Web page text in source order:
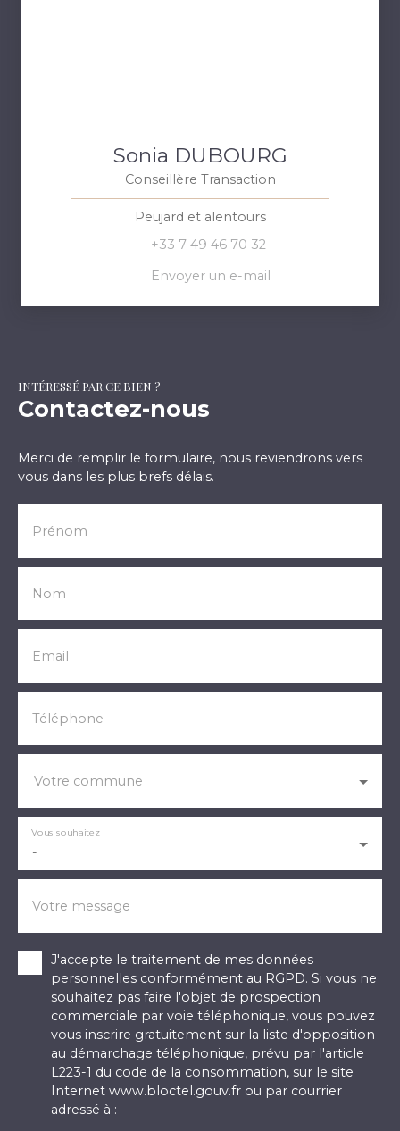
Sonia DUBOURG
Conseillère Transaction
Peujard et alentours
+33 7 49 46 70 32
Envoyer un e-mail
INTÉRESSÉ PAR CE BIEN ?
Contactez-nous
Merci de remplir le formulaire, nous reviendrons vers
vous dans les plus brefs délais.
Prénom
Nom
Email
Téléphone
Votre commune
-
Vous souhaitez
Votre message
J'accepte le traitement de mes données
personnelles conformément au RGPD. Si vous ne
souhaitez pas faire l'objet de prospection
commerciale par voie téléphonique, vous pouvez
vous inscrire gratuitement sur la liste d'opposition
au démarchage téléphonique, prévu par l'article
L223-1 du code de la consommation, sur le site
Internet www.bloctel.gouv.fr ou par courrier
adressé à :